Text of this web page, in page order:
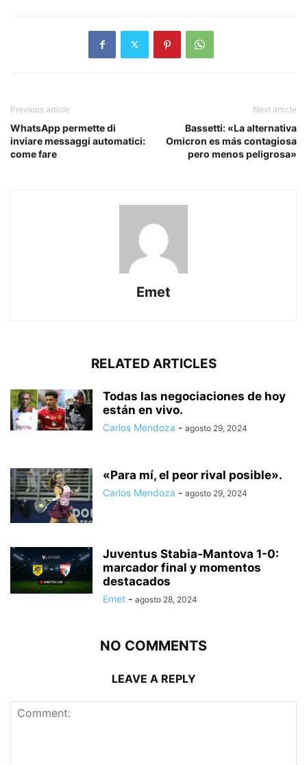
Previous article
WhatsApp permette di
inviare messaggi automatici:
come fare
Next article
Bassetti: «La alternativa
Omicron es más contagiosa
pero menos peligrosa»
Emet
RELATED ARTICLES
Todas las negociaciones de hoy
están en vivo.
Carlos Mendoza - agosto 29, 2024
«Para mí, el peor rival posible».
Carlos Mendoza - agosto 29, 2024
Juventus Stabia-Mantova 1-0:
marcador final y momentos
destacados
Emet - agosto 28, 2024
NO COMMENTS
LEAVE A REPLY